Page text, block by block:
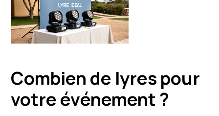
Combien de lyres pour
votre événement ?